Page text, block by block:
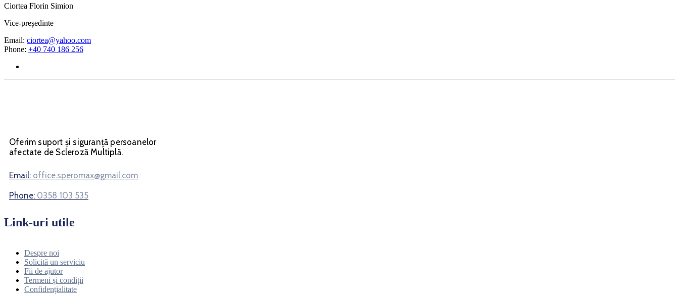
Ciortea Florin Simion
Vice-președinte
Email: ciortea@yahoo.com
Phone: +40 740 186 256
Oferim suport și siguranță persoanelor
afectate de Scleroză Multiplă.
Email: office.speromax@gmail.com
Phone: 0358 103 535
Link-uri utile
Despre noi
Solicită un serviciu
Fii de ajutor
Termeni și condiții
Confidențialitate